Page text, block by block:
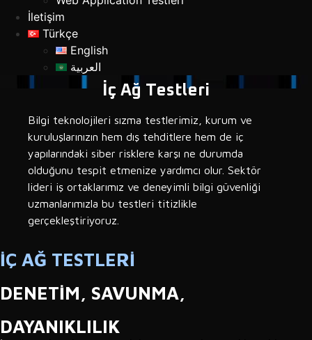
İletişim
Türkçe
English
العربية
İç Ağ Testleri
Bilgi teknolojileri sızma testlerimiz, kurum ve
kuruluşlarınızın hem dış tehditlere hem de iç
yapılarındaki siber risklere karşı ne durumda
olduğunu tespit etmenize yardımcı olur. Sektör
lideri iş ortaklarımız ve deneyimli bilgi güvenliği
uzmanlarımızla bu testleri titizlikle
gerçekleştiriyoruz.
İÇ AĞ TESTLERI
DENETIM, SAVUNMA,
DAYANIKLILIK